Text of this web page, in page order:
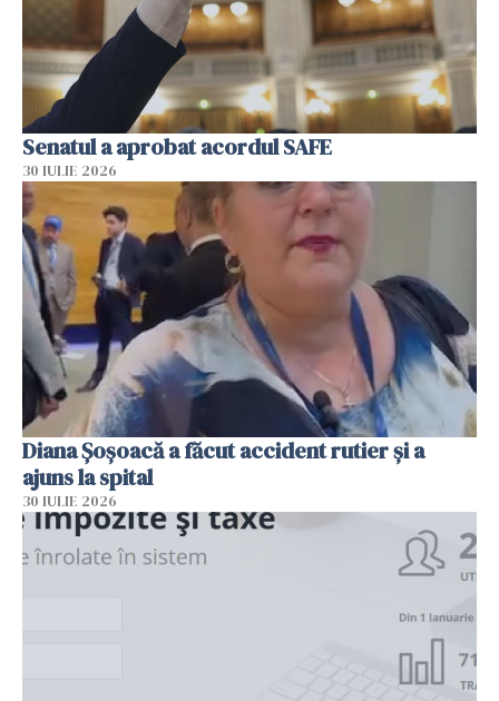
Senatul a aprobat acordul SAFE
30 IULIE 2026
Diana Șoșoacă a făcut accident rutier și a
ajuns la spital
30 IULIE 2026